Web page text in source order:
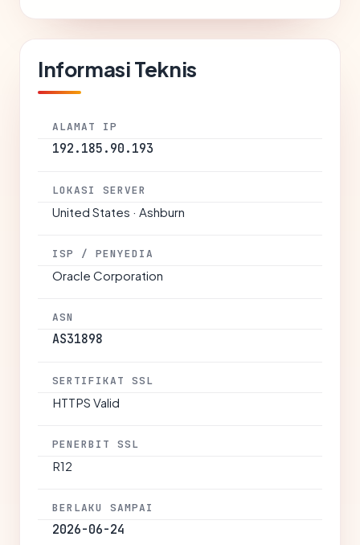
Informasi Teknis
ALAMAT IP
192.185.90.193
LOKASI SERVER
United States · Ashburn
ISP / PENYEDIA
Oracle Corporation
ASN
AS31898
SERTIFIKAT SSL
HTTPS Valid
PENERBIT SSL
R12
BERLAKU SAMPAI
2026-06-24